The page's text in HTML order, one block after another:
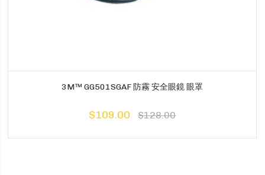
3M™ GG501SGAF 防霧 安全眼鏡 眼罩
$109.00 $128.00